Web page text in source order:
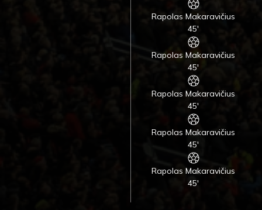
Rapolas Makaravičius
45'
Rapolas Makaravičius
45'
Rapolas Makaravičius
45'
Rapolas Makaravičius
45'
Rapolas Makaravičius
45'